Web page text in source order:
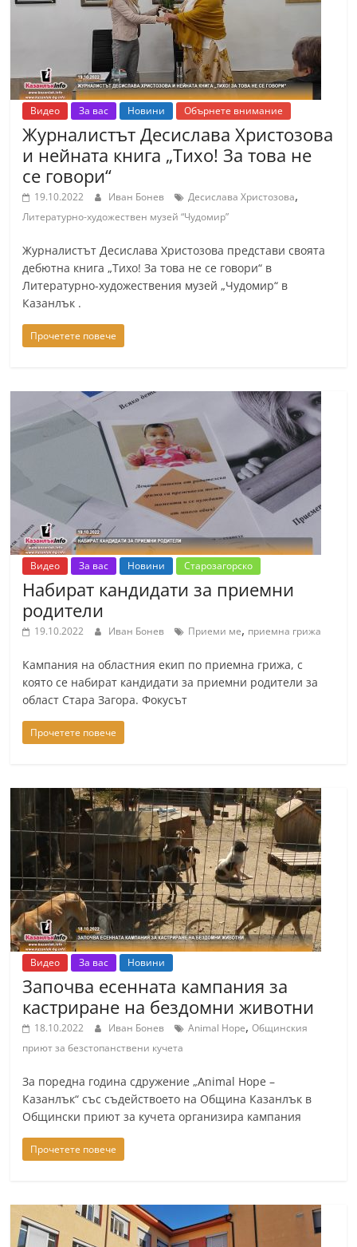
f
o
g
a
l
l
e
r
y
k
a
a
n
a
.
Видео За вас Новини Обърнете внимание
Журналистът Десислава Христозова
и нейната книга „Тихо! За това не
се говори“
19.10.2022 Иван Бонев Десислава Христозова,
Литературно-художествен музей “Чудомир”
Журналистът Десислава Христозова представи своята
дебютна книга „Тихо! За това не се говори“ в
Литературно-художествения музей „Чудомир“ в
Казанлък .
Прочетете повече
Видео За вас Новини Старозагорско
Набират кандидати за приемни
родители
19.10.2022 Иван Бонев Приеми ме, приемна грижа
Кампания на областния екип по приемна грижа, с
която се набират кандидати за приемни родители за
област Стара Загора. Фокусът
Прочетете повече
Видео За вас Новини
Започва есенната кампания за
кастриране на бездомни животни
18.10.2022 Иван Бонев Animal Hope,Общинския
приют за безстопанствени кучета
За поредна година сдружение „Animal Hope –
Казанлък“ със съдействоето на Община Казанлък в
Общински приют за кучета организира кампания
Прочетете повече